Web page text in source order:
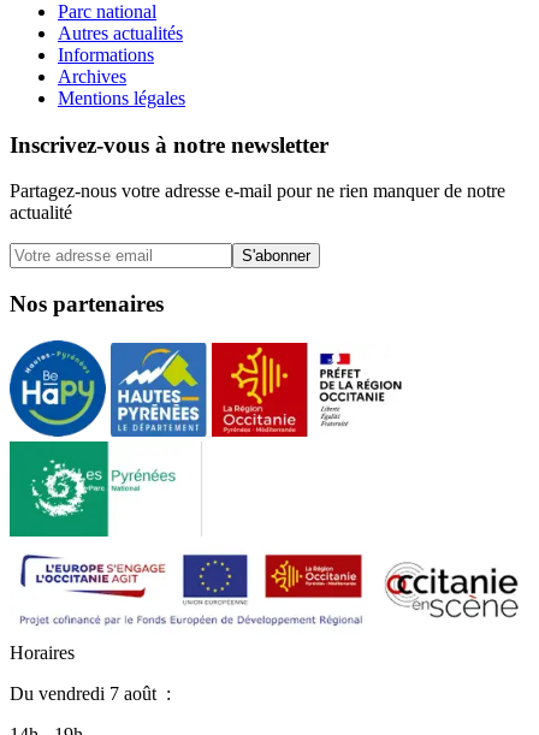
Parc national
Autres actualités
Informations
Archives
Mentions légales
Inscrivez-vous à notre newsletter
Partagez-nous votre adresse e-mail pour ne rien manquer de notre
actualité
S'abonner
Nos partenaires
Horaires
Du vendredi 7 août :